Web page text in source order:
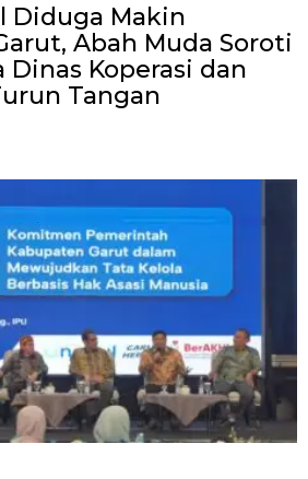
Diduga Makin
Abah Muda Soroti
Dinas Koperasi dan
Tangan